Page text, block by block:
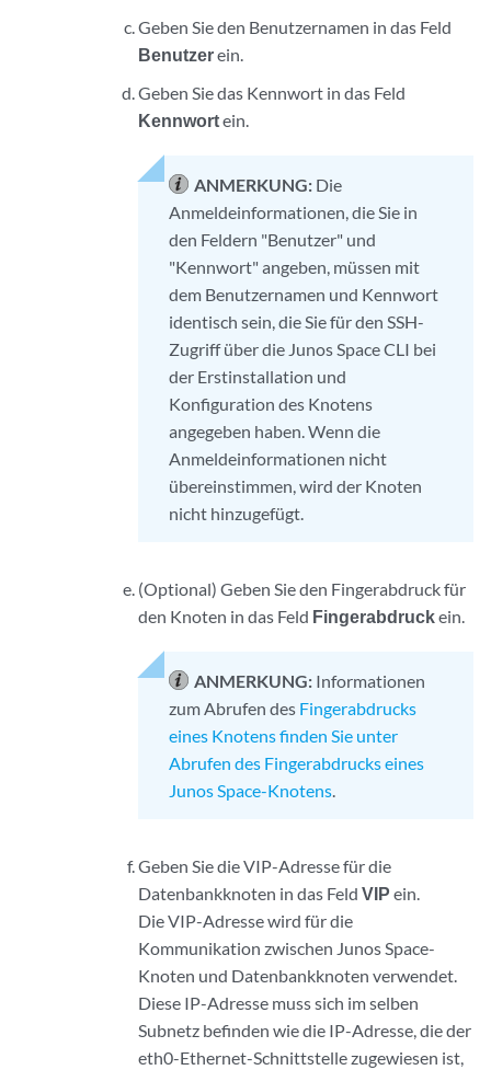
Geben Sie den Benutzernamen in das Feld
Benutzerein.
Geben Sie das Kennwort in das Feld
Kennwortein.
ANMERKUNG: Die
Anmeldeinformationen, die Sie in
den Feldern "Benutzer" und
"Kennwort" angeben, müssen mit
dem Benutzernamen und Kennwort
identisch sein, die Sie für den SSH-
Zugriff über die Junos Space CLI bei
der Erstinstallation und
Konfiguration des Knotens
angegeben haben. Wenn die
Anmeldeinformationen nicht
übereinstimmen, wird der Knoten
nicht hinzugefügt.
(Optional) Geben Sie den Fingerabdruck für
den Knoten in das Feld Fingerabdruckein.
ANMERKUNG: Informationen
zum Abrufen des Fingerabdrucks
eines Knotens finden Sie unter
Abrufen des Fingerabdrucks eines
Junos Space-Knotens.
Geben Sie die VIP-Adresse für die
Datenbankknoten in das Feld VIP ein.
Die VIP-Adresse wird für die
Kommunikation zwischen Junos Space-
Knoten und Datenbankknoten verwendet.
Diese IP-Adresse muss sich im selben
Subnetz befinden wie die IP-Adresse, die der
eth0-Ethernet-Schnittstelle zugewiesen ist,